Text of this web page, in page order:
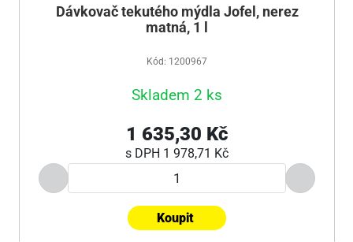
Dávkovač tekutého mýdla Jofel, nerez
matná, 1 l
Kód: 1200967
Skladem 2 ks
1 635,30 Kč
s DPH 1 978,71 Kč
Koupit